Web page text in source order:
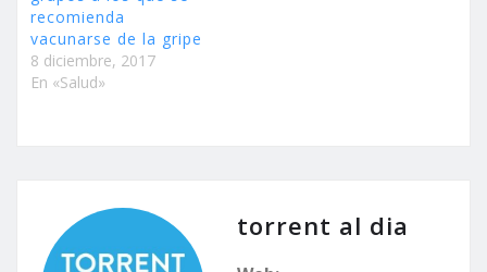
recomienda
vacunarse de la gripe
8 diciembre, 2017
En «Salud»
torrent al dia